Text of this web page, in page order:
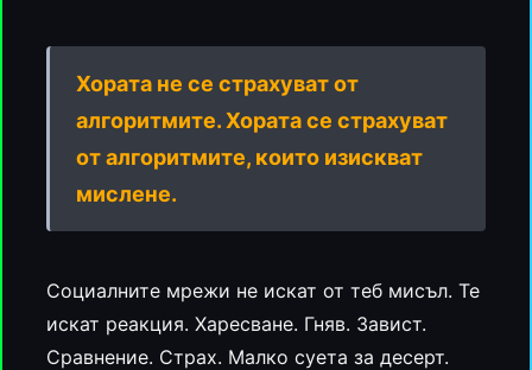
Хората не се страхуват от
алгоритмите. Хората се страхуват
от алгоритмите, които изискват
мислене.
Социалните мрежи не искат от теб мисъл. Те
искат реакция. Харесване. Гняв. Завист.
Сравнение. Страх. Малко суета за десерт.